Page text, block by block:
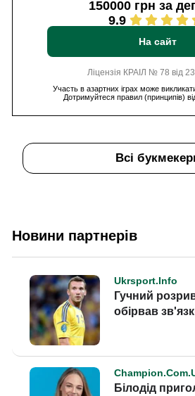
150000 грн за
9.9
На сайт
Ліцензія КРАІЛ № 78 від
Участь в азартних іграх може
Дотримуйтеся правил (принципів)
Всі